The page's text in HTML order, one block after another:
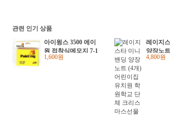
관련 인기 상품
아이윙스 3500 에이
원 접착식메모지 7-1
호 형광4색(대) 포인
1,600원
레이지
양장노
이집 유
4,800원